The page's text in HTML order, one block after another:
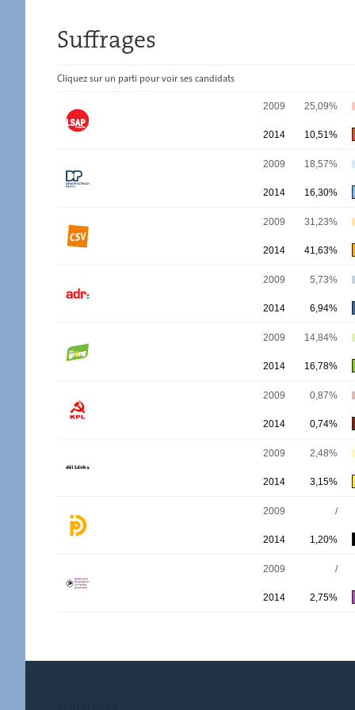
Suffrages
Cliquez sur un parti pour voir ses candidats
2009 25,09%
2014 10,51%
2009 18,57%
2014 16,30%
2009 31,23%
2014 41,63%
2009 5,73%
2014 6,94%
2009 14,84%
2014 16,78%
2009 0,87%
2014 0,74%
2009 2,48%
2014 3,15%
2009 /
2014 1,20%
2009 /
2014 2,75%